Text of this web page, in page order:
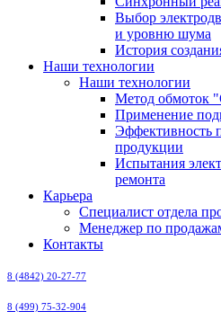
Выбор
и уровню шума
История
Наши технологии
Наши технологии
Метод обмоток
Применение
Эффективность
продукции
Испытания
ремонта
Карьера
Специалист отдела
Менеджер по
Контакты
8 (4842) 20-27-77
8 (499) 75-32-904